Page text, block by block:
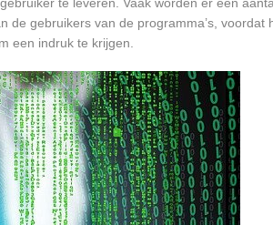
gebruikers van de programma’s, voordat
een indruk te krijgen.